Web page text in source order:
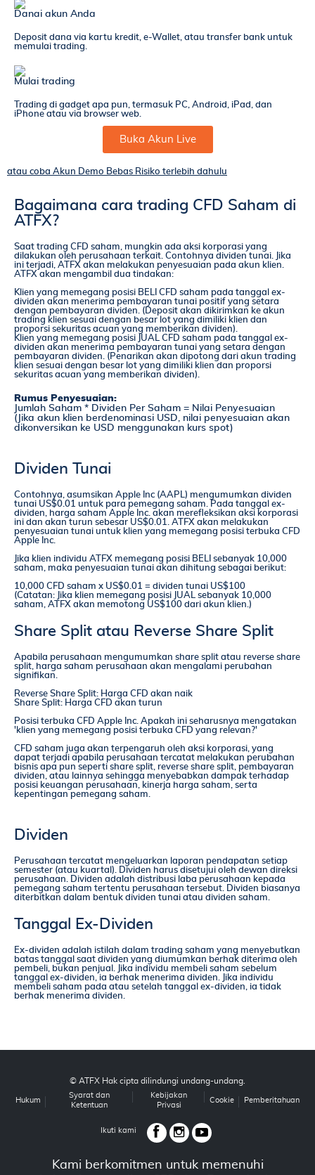
Danai akun Anda
Deposit dana via kartu kredit, e-Wallet, atau transfer bank untuk
memulai trading.
Mulai trading
Trading di gadget apa pun, termasuk PC, Android, iPad, dan
iPhone atau via browser web.
Buka Akun Live
atau coba Akun Demo Bebas Risiko terlebih dahulu
Bagaimana cara trading CFD Saham di
ATFX?
Saat trading CFD saham, mungkin ada aksi korporasi yang
dilakukan oleh perusahaan terkait. Contohnya dividen tunai. Jika
ini terjadi, ATFX akan melakukan penyesuaian pada akun klien.
ATFX akan mengambil dua tindakan:
Klien yang memegang posisi BELI CFD saham pada tanggal ex-
dividen akan menerima pembayaran tunai positif yang setara
dengan pembayaran dividen. (Deposit akan dikirimkan ke akun
trading klien sesuai dengan besar lot yang dimiliki klien dan
proporsi sekuritas acuan yang memberikan dividen).
Klien yang memegang posisi JUAL CFD saham pada tanggal ex-
dividen akan menerima pembayaran tunai yang setara dengan
pembayaran dividen. (Penarikan akan dipotong dari akun trading
klien sesuai dengan besar lot yang dimiliki klien dan proporsi
sekuritas acuan yang memberikan dividen).
Rumus Penyesuaian:
Jumlah Saham * Dividen Per Saham = Nilai Penyesuaian
(Jika akun klien berdenominasi USD, nilai penyesuaian akan
dikonversikan ke USD menggunakan kurs spot)
Dividen Tunai
Contohnya, asumsikan Apple Inc (AAPL) mengumumkan dividen
tunai US$0.01 untuk para pemegang saham. Pada tanggal ex-
dividen, harga saham Apple Inc. akan merefleksikan aksi korporasi
ini dan akan turun sebesar US$0.01. ATFX akan melakukan
penyesuaian tunai untuk klien yang memegang posisi terbuka CFD
Apple Inc.
Jika klien individu ATFX memegang posisi BELI sebanyak 10,000
saham, maka penyesuaian tunai akan dihitung sebagai berikut:
10,000 CFD saham x US$0.01 = dividen tunai US$100
(Catatan: Jika klien memegang posisi JUAL sebanyak 10,000
saham, ATFX akan memotong US$100 dari akun klien.)
Share Split atau Reverse Share Split
Apabila perusahaan mengumumkan share split atau reverse share
split, harga saham perusahaan akan mengalami perubahan
signifikan.
Reverse Share Split: Harga CFD akan naik
Share Split: Harga CFD akan turun
Posisi terbuka CFD Apple Inc. Apakah ini seharusnya mengatakan
'klien yang memegang posisi terbuka CFD yang relevan?'
CFD saham juga akan terpengaruh oleh aksi korporasi, yang
dapat terjadi apabila perusahaan tercatat melakukan perubahan
bisnis apa pun seperti share split, reverse share split, pembayaran
dividen, atau lainnya sehingga menyebabkan dampak terhadap
posisi keuangan perusahaan, kinerja harga saham, serta
kepentingan pemegang saham.
Dividen
Perusahaan tercatat mengeluarkan laporan pendapatan setiap
semester (atau kuartal). Dividen harus disetujui oleh dewan direksi
perusahaan. Dividen adalah distribusi laba perusahaan kepada
pemegang saham tertentu perusahaan tersebut. Dividen biasanya
diterbitkan dalam bentuk dividen tunai atau dividen saham.
Tanggal Ex-Dividen
Ex-dividen adalah istilah dalam trading saham yang menyebutkan
batas tanggal saat dividen yang diumumkan berhak diterima oleh
pembeli, bukan penjual. Jika individu membeli saham sebelum
tanggal ex-dividen, ia berhak menerima dividen. Jika individu
membeli saham pada atau setelah tanggal ex-dividen, ia tidak
berhak menerima dividen.
© ATFX Hak cipta dilindungi undang-undang.
Hukum
Syarat dan
Ketentuan
Kebijakan
Privasi
Cookie Pemberitahuan
Ikuti kami
Kami berkomitmen untuk memenuhi